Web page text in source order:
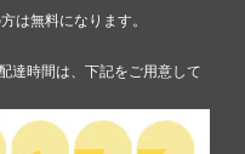
は無料になります。
達時間は、下記をご用意して